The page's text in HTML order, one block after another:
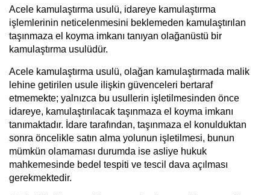
Acele kamulaştırma usulü, idareye kamulaştırma
işlemlerinin neticelenmesini beklemeden kamulaştırılan
taşınmaza el koyma imkanı tanıyan olağanüstü bir
kamulaştırma usulüdür.
Acele kamulaştırma usulü, olağan kamulaştırmada malik
lehine getirilen usule ilişkin güvenceleri bertaraf
etmemekte; yalnızca bu usullerin işletilmesinden önce
idareye, kamulaştırılacak taşınmaza el koyma imkanı
tanımaktadır. İdare tarafından, taşınmaza el konulduktan
sonra öncelikle satın alma yolunun işletilmesi, bunun
mümkün olamaması durumda ise asliye hukuk
mahkemesinde bedel tespiti ve tescil dava açılması
gerekmektedir.